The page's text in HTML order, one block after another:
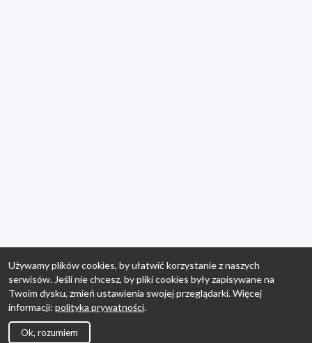
Używamy plików cookies, by ułatwić korzystanie z naszych
serwisów. Jeśli nie chcesz, by pliki cookies były zapisywane na
Twoim dysku, zmień ustawienia swojej przeglądarki. Więcej
informacji: polityka prywatności.
Ok, rozumiem